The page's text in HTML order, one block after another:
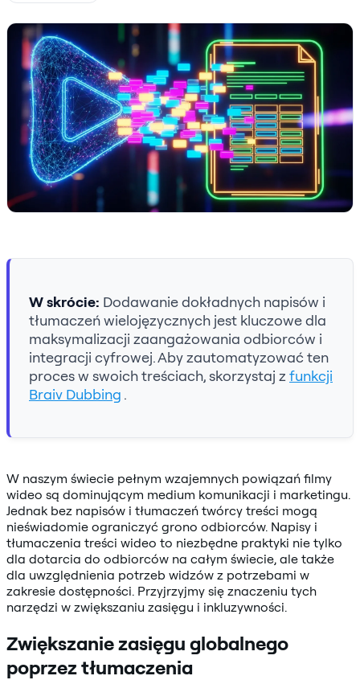
W skrócie: Dodawanie dokładnych napisów i
tłumaczeń wielojęzycznych jest kluczowe dla
maksymalizacji zaangażowania odbiorców i
integracji cyfrowej. Aby zautomatyzować ten
proces w swoich treściach, skorzystaj zfunkcji
Braiv Dubbing .
W naszym świecie pełnym wzajemnych powiązań filmy
wideo są dominującym medium komunikacji i marketingu.
Jednak bez napisów i tłumaczeń twórcy treści mogą
nieświadomie ograniczyć grono odbiorców. Napisy i
tłumaczenia treści wideo to niezbędne praktyki nie tylko
dla dotarcia do odbiorców na całym świecie, ale także
dla uwzględnienia potrzeb widzów z potrzebami w
zakresie dostępności. Przyjrzyjmy się znaczeniu tych
narzędzi w zwiększaniu zasięgu i inkluzywności.
Zwiększanie zasięgu globalnego
poprzez tłumaczenia